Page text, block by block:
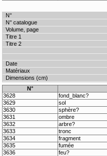
N°
3628
fond_blanc?
3629
sol
3630
sphère?
3631
ombre
3632
arbre?
3633
tronc
3634
fragment
3635
fumée
3636
feu?